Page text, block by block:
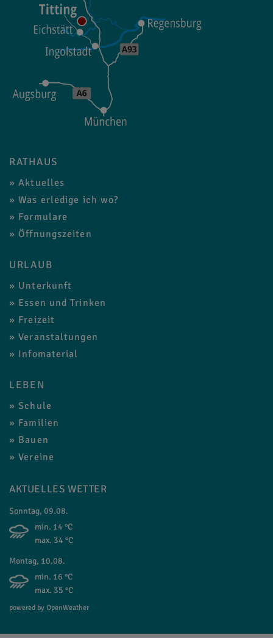
RATHAUS
Aktuelles
Was erledige ich wo?
Formulare
Öffnungszeiten
URLAUB
Unterkunft
Essen und Trinken
Freizeit
Veranstaltungen
Infomaterial
LEBEN
Schule
Familien
Bauen
Vereine
AKTUELLES WETTER
Sonntag, 09.08.
min. 14 °C
max. 34 °C
Montag, 10.08.
min. 16 °C
max. 35 °C
powered by OpenWeather